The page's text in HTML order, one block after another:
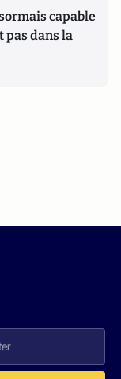
capable
pas dans la